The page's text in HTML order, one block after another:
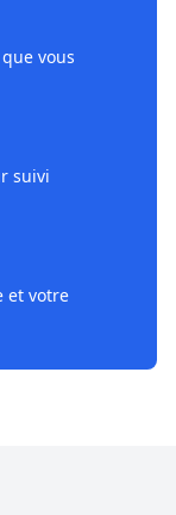
vous
suivi
et votre